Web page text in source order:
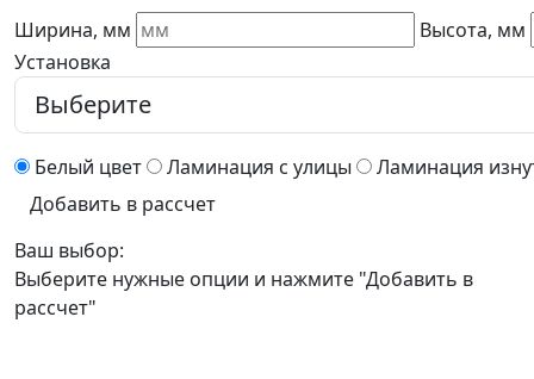
Ширина, мм
Высота, мм
Установка
Белый цвет Ламинация с улицы
Ламинация
Добавить в рассчет
Ваш выбор:
Выберите нужные опции и нажмите "Добавить в
рассчет"